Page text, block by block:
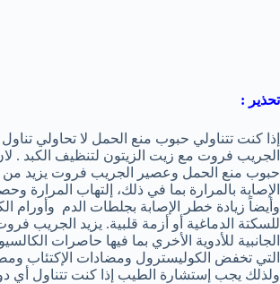
تحذير :
إذا كنت تتناولي حبوب منع الحمل لا تحاولي
الجريب فروت مع زيت الزيتون لتنظيف الكبد .
حبوب منع الحمل وعصير الجريب فروت يزيد من
الإصابة بالمرارة بما في ذلك، إلتهاب المرارة
وأيضاً زيادة خطر الإصابة بجلطات الدم وأورام
للسكتة الدماغية أو أزمة قلبية. يزيد الجريب
الجانبية للأدوية الأخري بما فيها حاصرات
التي تخفض الكوليسترول ومضادات الإكتئاب
ولذلك يجب إستشارة الطيب إذا كنت تتناول أي